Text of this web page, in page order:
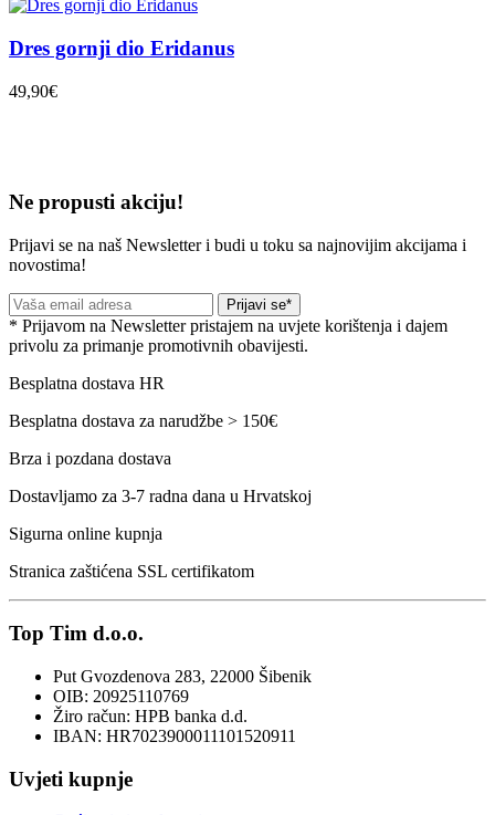
Dres gornji dio Eridanus
49,90€
Ne propusti akciju!
Prijavi se na naš Newsletter i budi u toku sa najnovijim akcijama i
novostima!
Prijavi se*
* Prijavom na Newsletter pristajem na uvjete korištenja i dajem
privolu za primanje promotivnih obavijesti.
Besplatna dostava HR
Besplatna dostava za narudžbe > 150€
Brza i pozdana dostava
Dostavljamo za 3-7 radna dana u Hrvatskoj
Sigurna online kupnja
Stranica zaštićena SSL certifikatom
Top Tim d.o.o.
Put Gvozdenova 283, 22000 Šibenik
OIB: 20925110769
Žiro račun: HPB banka d.d.
IBAN: HR7023900011101520911
Uvjeti kupnje